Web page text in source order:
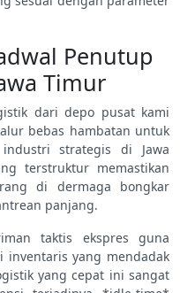
Penutup
Timur
dari depo pusat kami
bebas hambatan untuk
strategis di Jawa
terstruktur memastikan
di dermaga bongkar
panjang.
taktis ekspres guna
inventaris yang mendadak
yang cepat ini sangat